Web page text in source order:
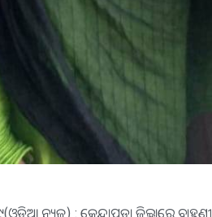
ନ୍ୟୁଜ) : କେନ୍ଦ୍ରାପଡ଼ା ଜିଲ୍ଲାରେ